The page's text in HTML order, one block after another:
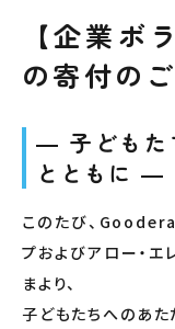
【企業ボ
の寄付のご
― 子どもた
とともに ―
このたび、
プおよびアロー・エ
まより、
子どもたちへのあた